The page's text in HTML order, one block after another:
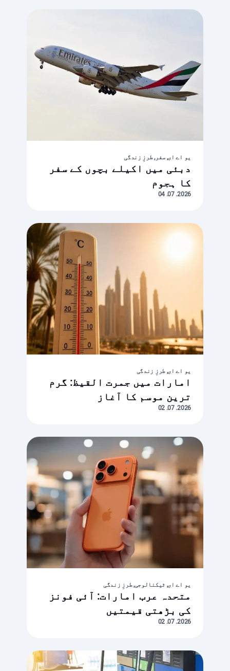
یو اے ای, سفر, طرزِ زندگی
دبئی میں اکیلے بچوں کے سفر
کا ہجوم
2026. 07. 04
یو اے ای, طرزِ زندگی
امارات میں جمرت القیظ: گرم
ترین موسم کا آغاز
2026. 07. 02
یو اے ای, ٹیکنالوجی, طرزِ زندگی
متحدہ عرب امارات: آئی فونز
کی بڑھتی قیمتیں
2026. 07. 02